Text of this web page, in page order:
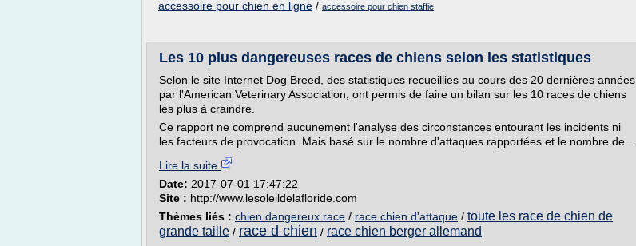
accessoire pour chien en ligne / accessoire pour chien staffie
Les 10 plus dangereuses races de chiens selon les statistiques
Selon le site Internet Dog Breed, des statistiques recueillies au cours des 20 dernières années
par l'American Veterinary Association, ont permis de faire un bilan sur les 10 races de chiens
les plus à craindre.
Ce rapport ne comprend aucunement l'analyse des circonstances entourant les incidents ni
les facteurs de provocation. Mais basé sur le nombre d'attaques rapportées et le nombre de...
Lire la suite
Date: 2017-07-01 17:47:22
Site : http://www.lesoleildelafloride.com
Thèmes liés : chien dangereux race / race chien d'attaque / toute les race de chien de
grande taille / race d chien / race chien berger allemand